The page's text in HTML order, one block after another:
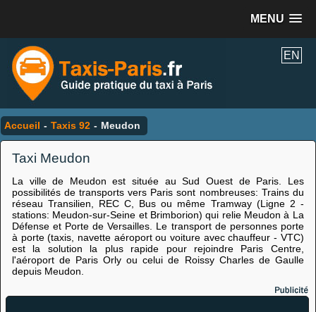
MENU
EN
Accueil - Taxis 92 - Meudon
Taxi Meudon
La ville de Meudon est située au Sud Ouest de Paris. Les
possibilités de transports vers Paris sont nombreuses: Trains du
réseau Transilien, REC C, Bus ou même Tramway (Ligne 2 -
stations: Meudon-sur-Seine et Brimborion) qui relie Meudon à La
Défense et Porte de Versailles. Le transport de personnes porte
à porte (taxis, navette aéroport ou voiture avec chauffeur - VTC)
est la solution la plus rapide pour rejoindre Paris Centre,
l'aéroport de Paris Orly ou celui de Roissy Charles de Gaulle
depuis Meudon.